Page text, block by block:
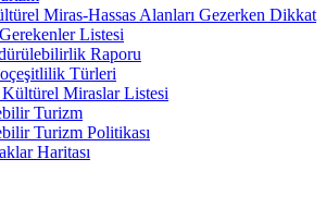
Miras-Hassas Alanları Gezerken Dikkat
Listesi
Raporu
Türleri
Miraslar Listesi
Turizm
Turizm Politikası
Haritası